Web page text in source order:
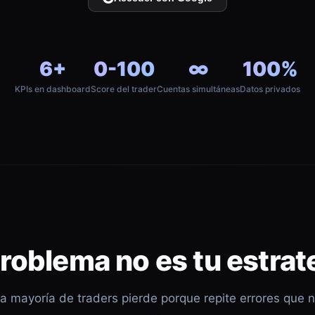
6+
KPIs en dashboard
0-100
Score del trader
∞
Cuentas simultáneas
100%
Datos privados
no es tu
mayoría de traders pierde porque repite errores que